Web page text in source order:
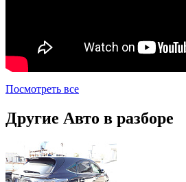
Посмотреть все
Другие Авто в разборе